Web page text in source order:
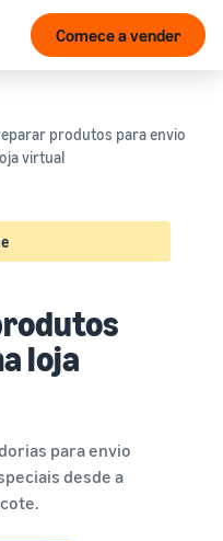
Comece a vender
produtos para envio
virtual
loja
para envio
desde a